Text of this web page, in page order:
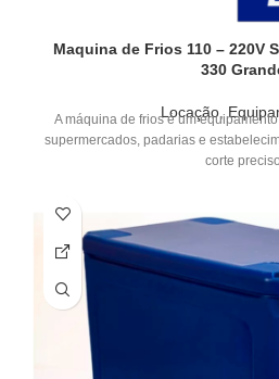
Maquina de Frios 110 – 220V
330
Locação,
A máquina de frios é um
supermercados, padarias e
corte preciso